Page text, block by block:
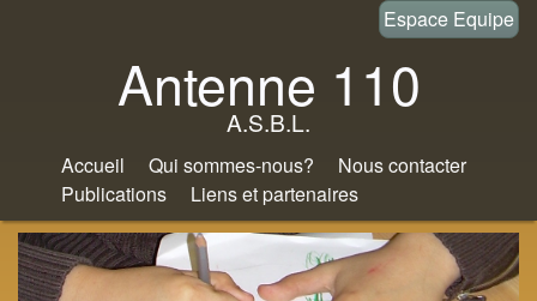
contenu
Espace Equipe
Antenne 110
A.S.B.L.
Accueil Qui sommes-nous?
Nous contacter
Publications
Liens et partenaires